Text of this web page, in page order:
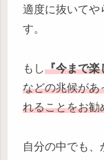
適度に抜いてや
す。
もし『今まで楽
などの兆候があ
れることをお勧
自分の中でも